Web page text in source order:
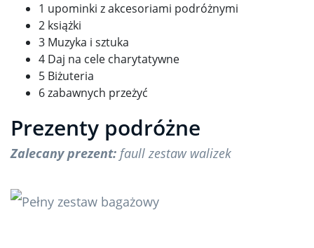
1 upominki z akcesoriami podróżnymi
2 książki
3 Muzyka i sztuka
4 Daj na cele charytatywne
5 Biżuteria
6 zabawnych przeżyć
Prezenty podróżne
Zalecany prezent: faull zestaw walizek